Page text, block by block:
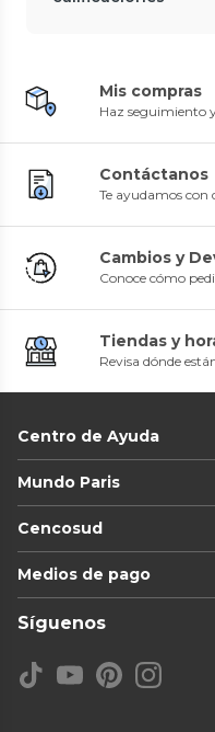
Mis compras
Haz seguimiento
Contáctanos
Te ayudamos con
Cambios y
Conoce cómo
Tiendas y
Revisa dónde
Centro de Ayuda
Mundo Paris
Cencosud
Medios de pago
Síguenos